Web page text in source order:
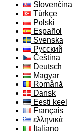
Slovenčina
Türkçe
Polski
Español
Svenska
Русский
Čeština
Deutsch
Magyar
Română
Dansk
Eesti keel
Français
ελληνικά
Italiano